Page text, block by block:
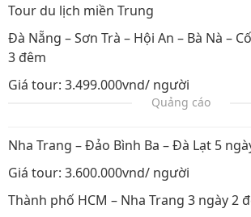
Tour du lịch miền Trung
Đà Nẵng – Sơn Trà – Hội An – Bà Nà –
3 đêm
Giá tour: 3.499.000vnd/ người
Quảng cáo
Nha Trang – Đảo Bình Ba – Đà Lạt 5
Giá tour: 3.600.000vnd/ người
Thành phố HCM – Nha Trang 3 ngày 2